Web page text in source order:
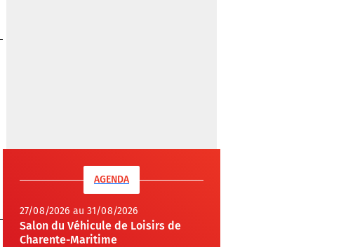
AGENDA
27/08/2026 au 31/08/2026
Salon du Véhicule de Loisirs de
Charente-Maritime